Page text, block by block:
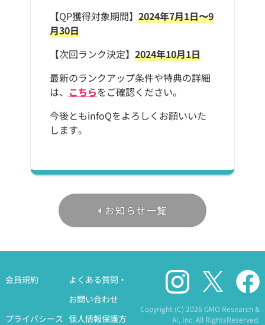
【QP獲得対象期間】 2024年7月1日〜9
月30日
【次回ランク決定】 2024年10月1日
最新のランクアップ条件や特典の詳細
は、 こちらをご確認ください。
今後ともinfoQをよろしくお願いいた
します。
お知らせ一覧
会員規約
よくある質問・
お問い合わせ
プライバシース 個人情報保護方
Copyright (C)2026 GMO Research &
AI, Inc. All RightsReserved.